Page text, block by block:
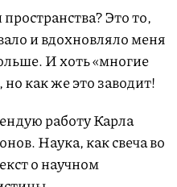
Это то,
и вдохновляло меня
И хоть «многие
как же это заводит!
работу Карла
Наука, как свеча во
о научном